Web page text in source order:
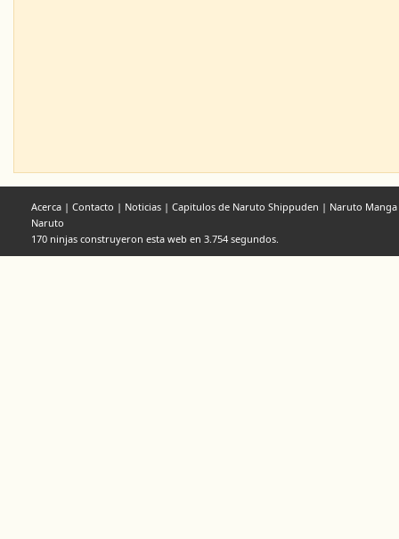
Acerca | Contacto | Noticias | Capitulos de Naruto Shippuden | Naruto Manga
Naruto
170 ninjas construyeron esta web en 3.754 segundos.